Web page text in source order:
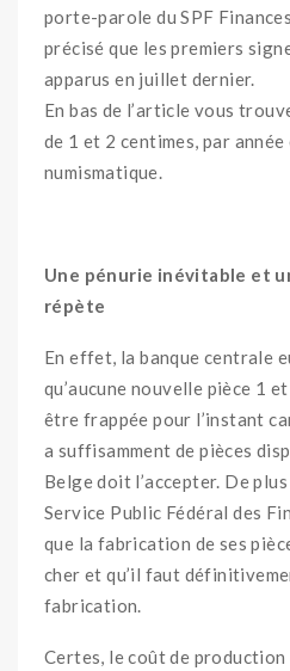
porte-parole du SPF
précisé que les premiers
apparus en juillet dernier.
En bas de l’article vous
de 1 et 2 centimes, par
numismatique.
Une pénurie inévitable et
répète
En effet, la banque centrale
qu’aucune nouvelle pièce 1
être frappée pour l’instant
a suffisamment de pièces
Belge doit l’accepter. De plus
Service Public Fédéral des
que la fabrication de ses
cher et qu’il faut
fabrication.
Certes, le coût de production